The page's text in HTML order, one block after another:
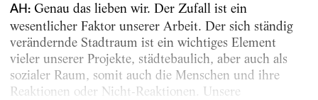
AH:Genau das lieben wir. Der Zufall ist ein
wesentlicher Faktor unserer Arbeit. Der sich ständig
verändernde Stadtraum ist ein wichtiges Element
vieler unserer Projekte, städtebaulich, aber auch als
sozialer Raum, somit auch die Menschen und ihre
Reaktionen oder Nicht-Reaktionen. Unsere